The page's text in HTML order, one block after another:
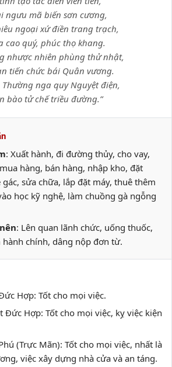
ngưu mã biến sơn cương,
ngoại xứ điền trang trạch,
cao quý, phúc thọ khang.
nhược nhiên phùng thử nhật,
tiến chức bái Quân vương.
Thường nga quy Nguyệt điện,
bào tử chế triều đường.”
: Xuất hành, đi đường thủy, cho vay,
hàng, bán hàng, nhập kho, đặt
gác, sửa chữa, lắp đặt máy, thuê thêm
học kỹ nghệ, làm chuồng gà ngỗng
: Lên quan lãnh chức, uống thuốc,
hành chính, dâng nộp đơn từ.
Hợp: Tốt cho mọi việc.
Đức Hợp: Tốt cho mọi việc, kỵ việc kiện
(Trực Mãn): Tốt cho mọi việc, nhất là
việc xây dựng nhà cửa và an táng.